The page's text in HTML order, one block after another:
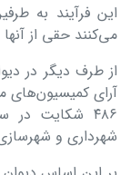
این فرآیند به
می‌کنند حقی از
از طرف دیگر در
شهرداری و